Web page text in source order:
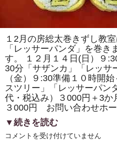
巻
き
寿
司
の
体
験
教
室
も
あ
ま
す。
は
１2月の房総太巻きずし教
「レッサーパンダ」を巻き
す。 １２月１４日(日）９
30分「サザンカ」「レッサ
（金）９:30準備１０時開
スツリー」「レッサーパン
代・税込み）３000円＋3か
３000円 お問い合わせホー
▼続きを読む
１
コメントを受け付けていません